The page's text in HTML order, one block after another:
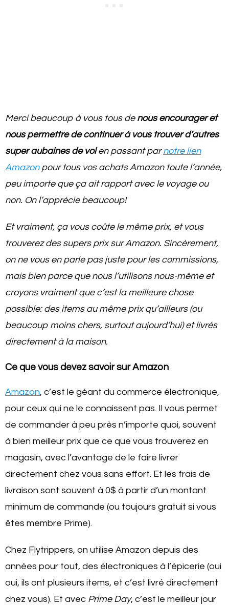
Merci beaucoup à vous tous denous encourager et
nous permettre de continuer à vous trouver d’autres
super aubaines de volen passant parnotre lien
Amazonpour tous vos achats Amazon toute l’année,
peu importe que ça ait rapport avec le voyage ou
non. On l’apprécie beaucoup!
Et vraiment, ça vous coûte le même prix, et vous
trouverez des supers prix sur Amazon. Sincèrement,
on ne vous en parle pas juste pour les commissions,
mais bien parce que nous l’utilisons nous-même et
croyons vraiment que c’est la meilleure chose
possible: des items au même prix qu’ailleurs (ou
beaucoup moins chers, surtout aujourd’hui) et livrés
directement à la maison.
Ce que vous devez savoir sur Amazon
Amazon, c’est le géant du commerce électronique,
pour ceux qui ne le connaissent pas. Il vous permet
de commander à peu près n’importe quoi, souvent
à bien meilleur prix que ce que vous trouverez en
magasin, avec l’avantage de le faire livrer
directement chez vous sans effort. Et les frais de
livraison sont souvent à 0$ à partir d’un montant
minimum de commande (ou toujours gratuit si vous
êtes membre Prime).
Chez Flytrippers, on utilise Amazon depuis des
années pour tout, des électroniques à l’épicerie (oui
oui, ils ont plusieurs items, et c’est livré directement
chez vous). Et avec Prime Day, c’est le meilleur jour